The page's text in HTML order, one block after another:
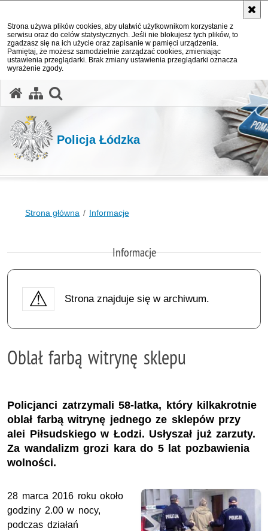
Strona używa plików cookies, aby ułatwić użytkownikom korzystanie z
serwisu oraz do celów statystycznych. Jeśli nie blokujesz tych plików, to
zgadzasz się na ich użycie oraz zapisanie w pamięci urządzenia.
Pamiętaj, że możesz samodzielnie zarządzać cookies, zmieniając
ustawienia przeglądarki. Brak zmiany ustawienia przeglądarki oznacza
wyrażenie zgody.
Policja Łódzka
Strona główna Informacje
Informacje
Strona znajduje się w archiwum.
Oblał farbą witrynę sklepu
Policjanci zatrzymali 58-latka, który kilkakrotnie
oblał farbą witrynę jednego ze sklepów przy
alei Piłsudskiego w Łodzi. Usłyszał już zarzuty.
Za wandalizm grozi kara do 5 lat pozbawienia
wolności.
28 marca 2016 roku około
godziny 2.00 w nocy,
podczas działań